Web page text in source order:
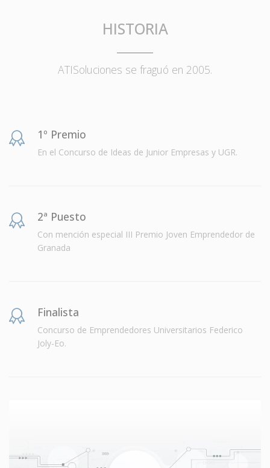
HISTORIA
ATISoluciones se fraguó en 2005.
1º Premio
En el Concurso de Ideas de Junior Empresas y UGR.
2ª Puesto
Con mención especial III Premio Joven Emprendedor de
Granada
Finalista
Concurso de Emprendedores Universitarios Federico
Joly-Eo.